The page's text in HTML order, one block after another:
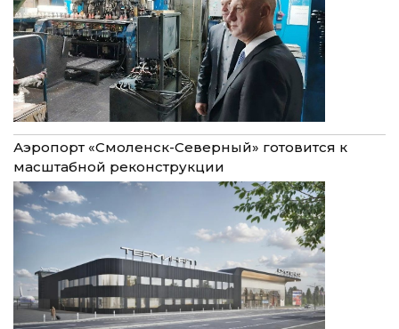
Аэропорт «Смоленск-Северный» готовится к
масштабной реконструкции